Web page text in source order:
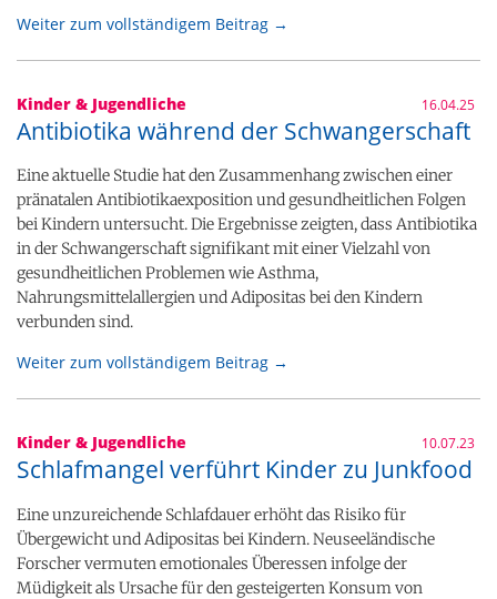
Weiter zum vollständigem Beitrag →
Kinder & Jugendliche 16.04.25
Antibiotika während der Schwangerschaft
Eine aktuelle Studie hat den Zusammenhang zwischen einer
pränatalen Antibiotikaexposition und gesundheitlichen Folgen
bei Kindern untersucht. Die Ergebnisse zeigten, dass Antibiotika
in der Schwangerschaft signifikant mit einer Vielzahl von
gesundheitlichen Problemen wie Asthma,
Nahrungsmittelallergien und Adipositas bei den Kindern
verbunden sind.
Weiter zum vollständigem Beitrag →
Kinder & Jugendliche 10.07.23
Schlafmangel verführt Kinder zu Junkfood
Eine unzureichende Schlafdauer erhöht das Risiko für
Übergewicht und Adipositas bei Kindern. Neuseeländische
Forscher vermuten emotionales Überessen infolge der
Müdigkeit als Ursache für den gesteigerten Konsum von